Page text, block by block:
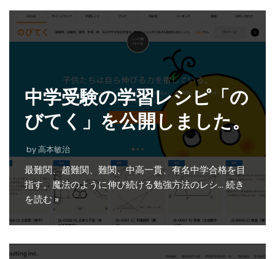
中学受験の学習レシピ「の
びてく」を公開しました。
by高本敏治
最難関、超難関、難関、中高一貫、有名中学合格を目
指す。魔法のように伸び続ける勉強方法のレシ… 続き
を読む »